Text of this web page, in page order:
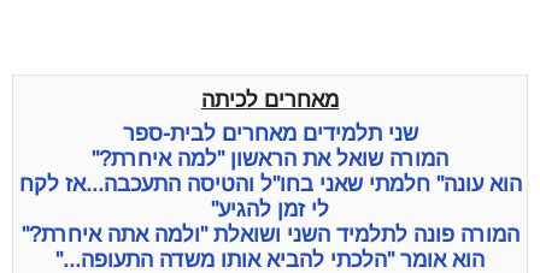
מאחרים לכיתה
שני תלמידים מאחרים לבית-ספר
המורה שואל את הראשון "למה איחרת?"
הוא עונה" חלמתי שאני בחו"ל והטיסה התעכבה...אז לקח
לי זמן להגיע"
המורה פונה לתלמיד השני ושואלת "ולמה אתה איחרת?"
הוא אומר "הלכתי להביא אותו משדה התעופה..."